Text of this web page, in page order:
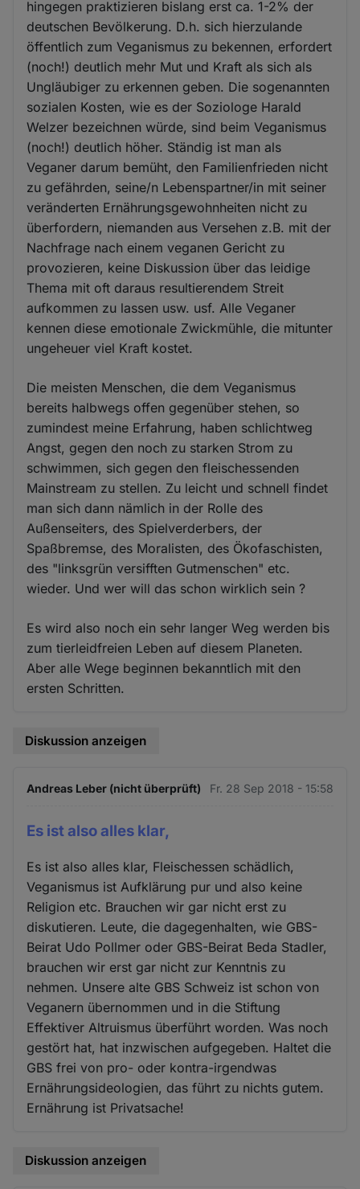
hingegen praktizieren bislang erst ca. 1-2% der
deutschen Bevölkerung. D.h. sich hierzulande
öffentlich zum Veganismus zu bekennen, erfordert
(noch!) deutlich mehr Mut und Kraft als sich als
Ungläubiger zu erkennen geben. Die sogenannten
sozialen Kosten, wie es der Soziologe Harald
Welzer bezeichnen würde, sind beim Veganismus
(noch!) deutlich höher. Ständig ist man als
Veganer darum bemüht, den Familienfrieden nicht
zu gefährden, seine/n Lebenspartner/in mit seiner
veränderten Ernährungsgewohnheiten nicht zu
überfordern, niemanden aus Versehen z.B. mit der
Nachfrage nach einem veganen Gericht zu
provozieren, keine Diskussion über das leidige
Thema mit oft daraus resultierendem Streit
aufkommen zu lassen usw. usf. Alle Veganer
kennen diese emotionale Zwickmühle, die mitunter
ungeheuer viel Kraft kostet.
Die meisten Menschen, die dem Veganismus
bereits halbwegs offen gegenüber stehen, so
zumindest meine Erfahrung, haben schlichtweg
Angst, gegen den noch zu starken Strom zu
schwimmen, sich gegen den fleischessenden
Mainstream zu stellen. Zu leicht und schnell findet
man sich dann nämlich in der Rolle des
Außenseiters, des Spielverderbers, der
Spaßbremse, des Moralisten, des Ökofaschisten,
des "linksgrün versifften Gutmenschen" etc.
wieder. Und wer will das schon wirklich sein ?
Es wird also noch ein sehr langer Weg werden bis
zum tierleidfreien Leben auf diesem Planeten.
Aber alle Wege beginnen bekanntlich mit den
ersten Schritten.
Diskussion anzeigen
Andreas Leber (nicht überprüft) Fr. 28 Sep 2018 - 15:58
Es ist also alles klar,
Es ist also alles klar, Fleischessen schädlich,
Veganismus ist Aufklärung pur und also keine
Religion etc. Brauchen wir gar nicht erst zu
diskutieren. Leute, die dagegenhalten, wie GBS-
Beirat Udo Pollmer oder GBS-Beirat Beda Stadler,
brauchen wir erst gar nicht zur Kenntnis zu
nehmen. Unsere alte GBS Schweiz ist schon von
Veganern übernommen und in die Stiftung
Effektiver Altruismus überführt worden. Was noch
gestört hat, hat inzwischen aufgegeben. Haltet die
GBS frei von pro- oder kontra-irgendwas
Ernährungsideologien, das führt zu nichts gutem.
Ernährung ist Privatsache!
Diskussion anzeigen